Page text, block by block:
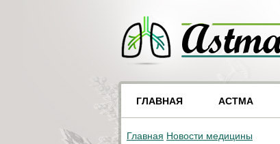
ГЛАВНАЯ АСТМА
Главная Новости медицины